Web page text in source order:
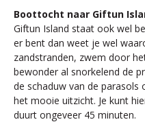
Boottocht naar Giftun
Giftun Island staat ook wel
er bent dan weet je wel
zandstranden, zwem door
bewonder al snorkelend de
de schaduw van de parasols
het mooie uitzicht. Je kunt
duurt ongeveer 45 minuten.